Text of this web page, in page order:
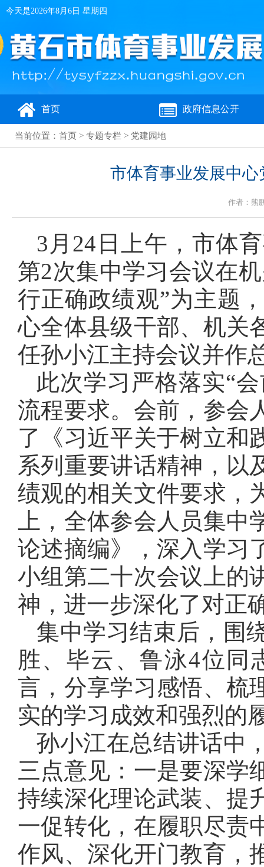
今天是2026年8月6日 星期四
首页 政府信息公开
当前位置： 首页 > 专题专栏 > 党建园地
市体育事业发展中
作者：熊
3月24日上午，市体
第2次集中学习会议在
行正确政绩观”为主题
心全体县级干部、机关
任孙小江主持会议并作
此次学习严格落实“
流程要求。会前，参会
了《习近平关于树立和
系列重要讲话精神，以
绩观的相关文件要求，
上，全体参会人员集
论述摘编》，深入学习
小组第二十次会议上的
神，进一步深化了对正
集中学习结束后，围
胜、毕云、鲁泳4位同
言，分享学习感悟、梳
实的学习成效和强烈的
孙小江在总结讲话中
三点意见：一是要深学
持续深化理论武装、提
一促转化，在履职尽责
作风、深化开门教育，